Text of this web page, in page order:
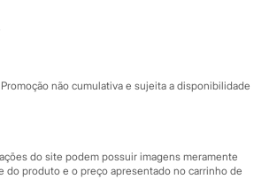
conosco
de ética
não cumulativa e sujeita a disponibilidade
do site podem possuir imagens meramente
do produto e o preço apresentado no carrinho de